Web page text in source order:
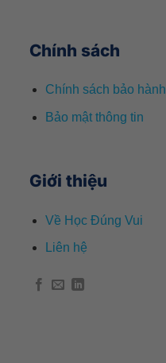
Chính sách
Chính sách bảo hành
Bảo mật thông tin
Giới thiệu
Về Học Đúng Vui
Liên hệ